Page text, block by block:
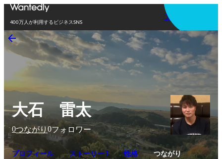
400万人が利用するビジネスSNS
アプリを使う
大石 雷太
0つながり 0フォロワー
プロフィール ストーリー 1 性格 つながり